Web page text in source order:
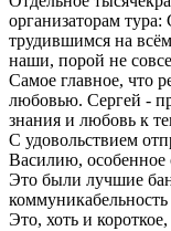
организаторам
трудившимся на
наши, порой не
Самое главное, что
любовью. Сергей -
знания и любовь к
С удовольствием
Василию, особенное
Это были лучшие
Это, хоть и